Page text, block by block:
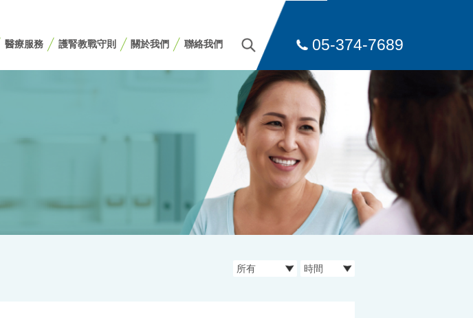
醫療服務 護腎教戰守則 關於我們 聯絡我們 05-374-7689